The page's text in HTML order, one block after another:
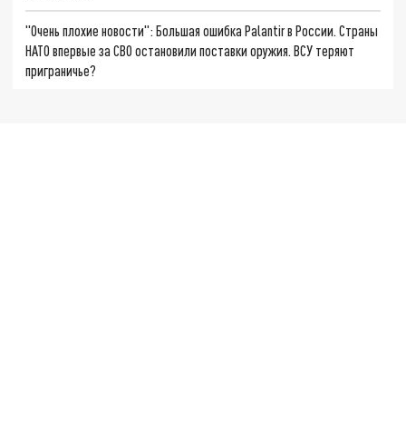
"Очень плохие новости": Большая ошибка Palantir в России. Страны
НАТО впервые за СВО остановили поставки оружия. ВСУ теряют
приграничье?